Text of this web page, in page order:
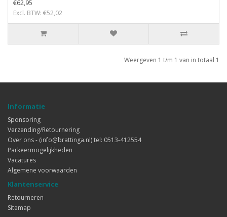
€62,95
Excl. BTW: €52,02
Weergeven 1 t/m 1 van in totaal 1
Informatie
Sponsoring
Verzending/Retournering
Over ons - (info@brattinga.nl) tel: 0513-412554
Parkeermogelijkheden
Vacatures
Algemene voorwaarden
Klantenservice
Retourneren
Sitemap